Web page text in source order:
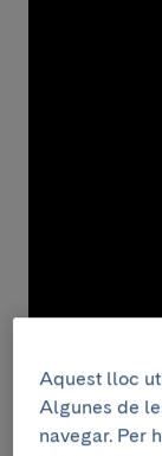
Aquest lloc
Algunes de
navegar. Per